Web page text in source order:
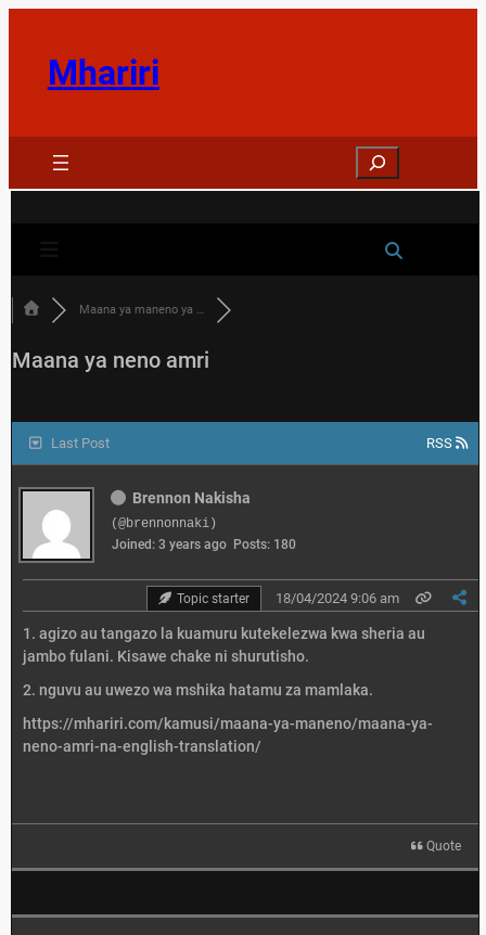
contentMhariri
Search
Maana ya maneno ya …
Maana ya neno amri
Last Post RSS
Brennon Nakisha
(@brennonnaki)
Joined: 3 years ago Posts: 180
Topic starter 18/04/2024 9:06 am
1. agizo au tangazo la kuamuru kutekelezwa kwa sheria au
jambo fulani. Kisawe chake ni shurutisho.
2. nguvu au uwezo wa mshika hatamu za mamlaka.
https://mhariri.com/kamusi/maana-ya-maneno/maana-ya-
neno-amri-na-english-translation/
Quote